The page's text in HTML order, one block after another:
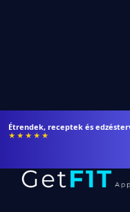
Étrendek, receptek és
★★★★★
Fejes